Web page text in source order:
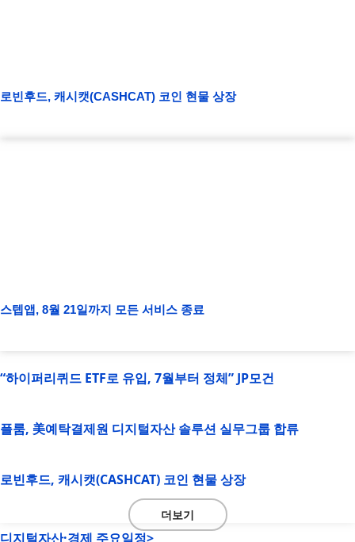
로빈후드, 캐시캣(CASHCAT) 코인 현물 상장
스텝앱, 8월 21일까지 모든 서비스 종료
“하이퍼리퀴드 ETF로 유입, 7월부터 정체” JP모건
플룸, 美예탁결제원 디지털자산 솔루션 실무그룹 합류
로빈후드, 캐시캣(CASHCAT) 코인 현물 상장
더보기
디지털자산·경제 주요일정>